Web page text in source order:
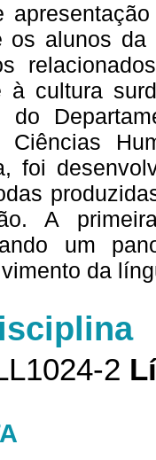
os alunos da
à cultura
do
Ciências
foi
A
um
da
2